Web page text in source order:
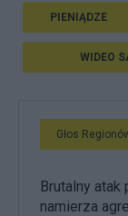
PIENIĄDZE
WIDEO
Głos
Brutalny atak
namierza